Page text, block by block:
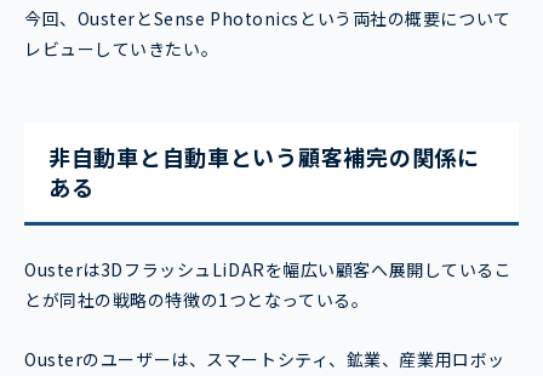
今回、OusterとSense Photonicsという両社の概要について
レビューしていきたい。
非自動車と自動車という顧客補完の関係に
ある
Ousterは3DフラッシュLiDARを幅広い顧客へ展開しているこ
とが同社の戦略の特徴の1つとなっている。
Ousterのユーザーは、スマートシティ、鉱業、産業用ロボッ